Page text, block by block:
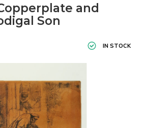
and
Son
IN STOCK